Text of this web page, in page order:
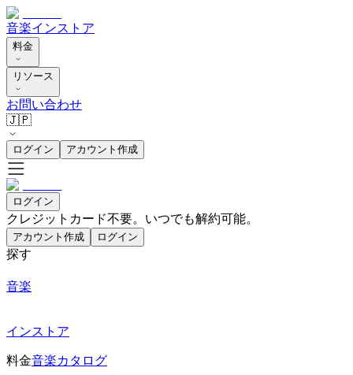
音楽インストア
料金
リソース
お問い合わせ
🇯🇵
ログイン アカウント作成
ログイン
クレジットカード不要。いつでも解約可能。
アカウント作成 ログイン
探す
音楽
インストア
料金音楽カタログ